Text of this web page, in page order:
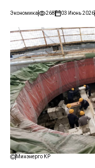
Экономика 268 03 Июнь 2026
Минэнерго КР